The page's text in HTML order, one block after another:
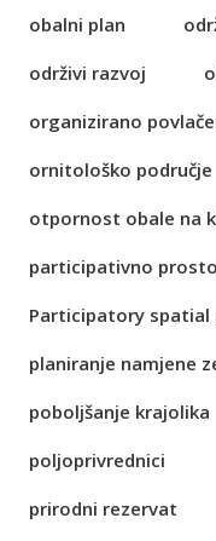
obalni plan
održivi razvoj
organizirano
ornitološko područje
otpornost obale na
participativno
Participatory spatial
planiranje namjene
poboljšanje krajolika
poljoprivrednici
prirodni rezervat